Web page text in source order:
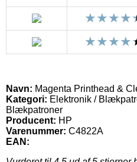
Navn: Magenta Printhead &
Kategori: Elektronik /
Blækpatroner
Producent: HP
Varenummer: C4822A
EAN: